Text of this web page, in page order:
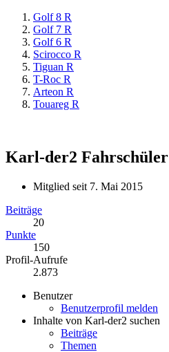
Golf 8 R
Golf 7 R
Golf 6 R
Scirocco R
Tiguan R
T-Roc R
Arteon R
Touareg R
Karl-der2 Fahrschüler
Mitglied seit 7. Mai 2015
Beiträge
20
Punkte
150
Profil-Aufrufe
2.873
Benutzer
Benutzerprofil melden
Inhalte von Karl-der2 suchen
Beiträge
Themen